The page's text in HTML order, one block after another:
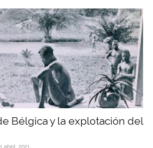
Bélgica y la explotación del